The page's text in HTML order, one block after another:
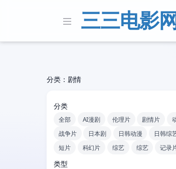
三三电影网
分类：剧情
分类
全部 AI漫剧 伦理片 剧情片
战争片
日本剧 日韩动漫 日韩综
短片
科幻片 综艺 综艺 记录
类型